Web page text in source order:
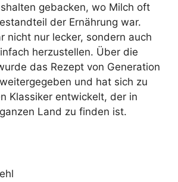
gebacken, wo Milch oft
der Ernährung war.
nicht nur lecker, sondern auch
herzustellen. Über die
das Rezept von Generation
und hat sich zu
Klassiker entwickelt, der in
Land zu finden ist.